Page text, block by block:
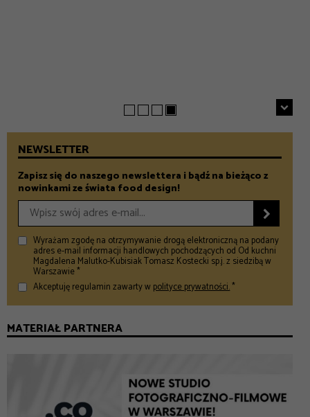
NEWSLETTER
Zapisz się do naszego newslettera i bądź na bieżąco z
nowinkami ze świata food design!

Wyrażam zgodę na otrzymywanie drogą elektroniczną na podany
adres e-mail informacji handlowych pochodzących od Od kuchni
Magdalena Malutko-Kubisiak Tomasz Kostecki sp.j. z siedzibą w
Warszawie *
Akceptuję regulamin zawarty wpolityce prywatności.*
MATERIAŁ PARTNERA